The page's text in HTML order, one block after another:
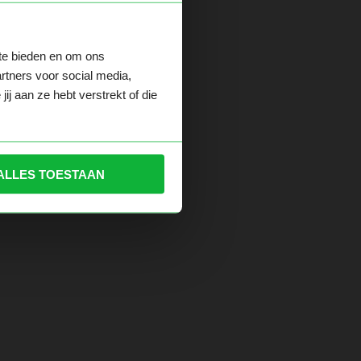
bieden en om ons
voor social media,
aan ze hebt verstrekt of die
TOESTAAN